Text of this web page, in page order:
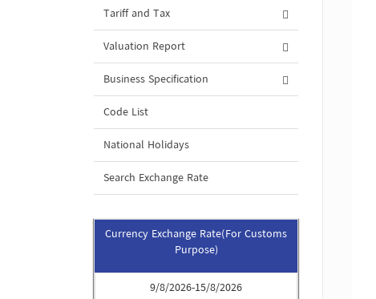
Tariff and Tax
Valuation Report
Business Specification
Code List
National Holidays
Search Exchange Rate
Currency Exchange Rate(For Customs
Purpose)
9/8/2026-15/8/2026